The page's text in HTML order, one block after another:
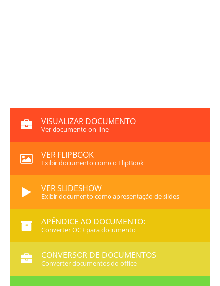
VISUALIZAR DOCUMENTO
Ver documento on-line
VER FLIPBOOK
Exibir documento como o FlipBook
VER SLIDESHOW
Exibir documento como apresentação de slides
APÊNDICE AO DOCUMENTO:
Converter OCR para documento
CONVERSOR DE DOCUMENTOS
Converter documentos do office